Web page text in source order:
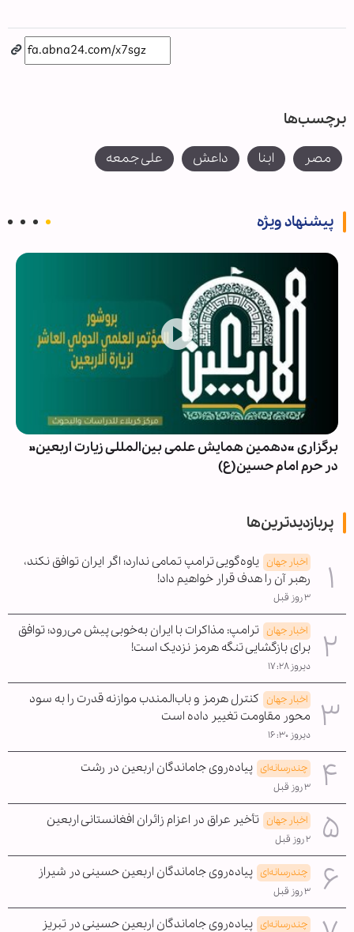
برچسب‌ها
مصر ابنا داعش علی جمعه
پیشنهاد ویژه
برگزاری «دهمین همایش علمی بین‌المللی زیارت اربعین»
در حرم امام حسین(ع)
پربازدیدترین‌ها
اخبار جهان یاوه‌گویی ترامپ تمامی ندارد؛ اگر ایران توافق نکند،
رهبر آن را هدف قرار خواهیم داد!
۳ روز قبل
اخبار جهان ترامپ: مذاکرات با ایران به‌خوبی پیش می‌رود؛ توافق
برای بازگشایی تنگه هرمز نزدیک است!
دیروز ۱۷:۲۸
اخبار جهان کنترل هرمز و باب‌المندب موازنه قدرت را به سود
محور مقاومت تغییر داده است
دیروز ۱۶:۳۰
چندرسانه‌ای پیاده‌روی جاماندگان اربعین در رشت
۳ روز قبل
اخبار جهان تأخیر عراق در اعزام زائران افغانستانی اربعین
۲ روز قبل
چندرسانه‌ای پیاده‌روی جاماندگان اربعین حسینی در شیراز
۳ روز قبل
چندرسانه‌ای پیاده‌روی جاماندگان اربعین حسینی در تبریز